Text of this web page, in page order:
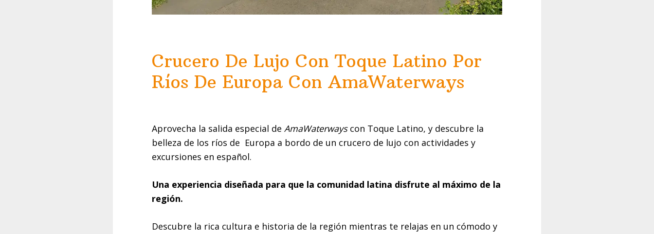
Crucero De Lujo Con Toque Latino Por
Ríos De Europa Con AmaWaterways
Aprovecha la salida especial de AmaWaterwayscon Toque Latino, y descubre la
belleza de los ríos de Europa a bordo de un crucero de lujo con actividades y
excursiones en español.
Una experiencia diseñada para que la comunidad latina disfrute al máximo de la
región.
Descubre la rica cultura e historia de la región mientras te relajas en un cómodo y